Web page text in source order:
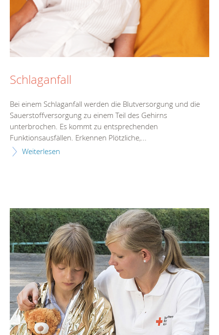
Schlaganfall
Bei einem Schlaganfall werden die Blutversorgung und die
Sauerstoffversorgung zu einem Teil des Gehirns
unterbrochen. Es kommt zu entsprechenden
Funktionsausfällen. Erkennen Plötzliche,...
Weiterlesen